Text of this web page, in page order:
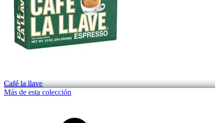
Café la llave
Más de esta colección